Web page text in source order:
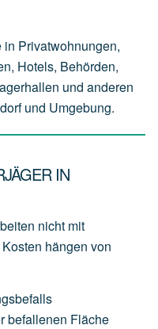
Privatwohnungen,
Hotels, Behörden,
und anderen
und Umgebung.
IN
nicht mit
hängen von
befallenen Fläche